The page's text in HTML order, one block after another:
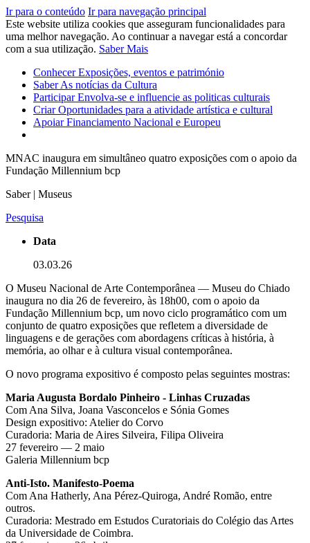
Ir para o conteúdo Ir para navegação principal
Este website utiliza cookies que asseguram funcionalidades para
uma melhor navegação. Ao continuar a navegar está a concordar
com a sua utilização. Saber Mais
ConhecerExposições, eventos e património
SaberAs notícias da Cultura
ParticiparEnvolva-se e influencie as politicas culturais
CriarOportunidades para a atividade artística e cultural
ApoiarFinanciamento Nacional e Europeu
MNAC inaugura em simultâneo quatro exposições com o apoio da
Fundação Millennium bcp
Saber | Museus
Pesquisa
Data
03.03.26
O Museu Nacional de Arte Contemporânea — Museu do Chiado
inaugura no dia 26 de fevereiro, às 18h00, com o apoio da
Fundação Millennium bcp, um novo ciclo programático com um
conjunto de quatro exposições que refletem a diversidade de
linguagens e de gerações com abordagens críticas à história, à
memória, ao olhar e à cultura visual contemporânea.
O novo programa expositivo é composto pelas seguintes mostras:
Maria Augusta Bordalo Pinheiro - Linhas Cruzadas
Com Ana Silva, Joana Vasconcelos e Sónia Gomes
Design expositivo: Atelier do Corvo
Curadoria: Maria de Aires Silveira, Filipa Oliveira
27 fevereiro — 2 maio
Galeria Millennium bcp
Anti-Isto. Manifesto-Poema
Com Ana Hatherly, Ana Pérez-Quiroga, André Romão, entre
outros.
Curadoria: Mestrado em Estudos Curatoriais do Colégio das Artes
da Universidade de Coimbra.